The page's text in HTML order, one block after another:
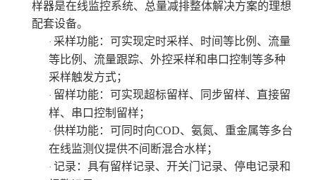
样器是在线监控系统、总量减排整体解决方案的理想
配套设备。
· 采样功能：可实现定时采样、时间等比例、流量
等比例、流量跟踪、外控采样和串口控制等多种
采样触发方式；
· 留样功能：可实现超标留样、同步留样、直接留
样、串口控制留样；
· 供样功能：可同时向COD、氨氮、重金属等多台
在线监测仪提供不间断混合水样；
· 记录：具有留样记录、开关门记录、停电记录和